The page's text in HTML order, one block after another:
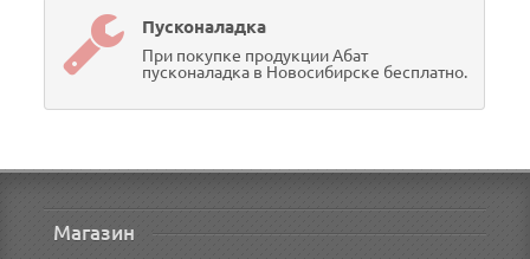
Пусконаладка
При покупке продукции Абат
пусконаладка в Новосибирске бесплатно.
Магазин